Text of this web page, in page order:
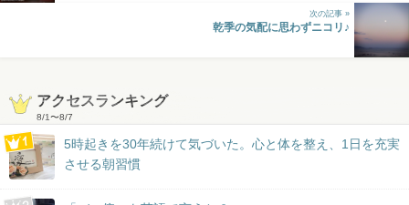
次の記事 »
乾季の気配に思わずニコリ♪
アクセスランキング
8/1〜8/7
5時起きを30年続けて気づいた。心と体を整え、1日を充実
させる朝習慣